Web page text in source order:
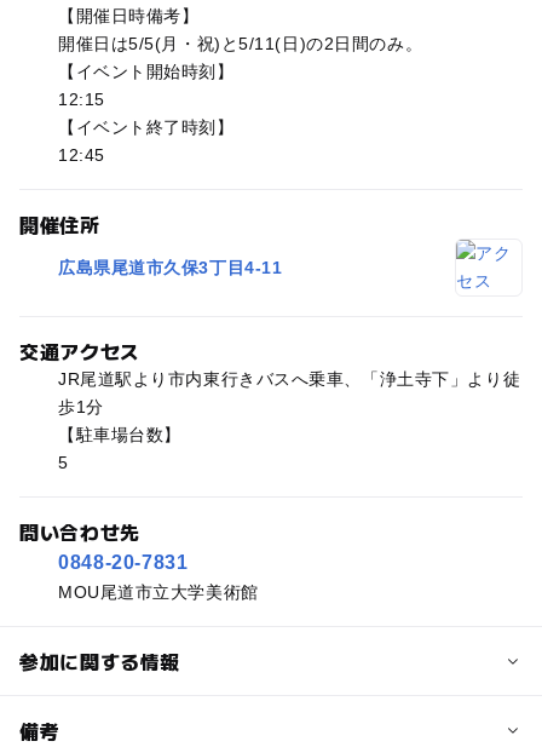
【開催日時備考】
開催日は5/5(月・祝)と5/11(日)の2日間のみ。
【イベント開始時刻】
12:15
【イベント終了時刻】
12:45
開催住所
広島県尾道市久保3丁目4-11
交通アクセス
JR尾道駅より市内東行きバスへ乗車、「浄土寺下」より徒
歩1分
【駐車場台数】
5
問い合わせ先
0848-20-7831
MOU尾道市立大学美術館
参加に関する情報
予約/応募
備考